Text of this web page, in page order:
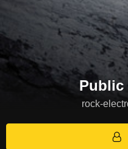
Public
rock-